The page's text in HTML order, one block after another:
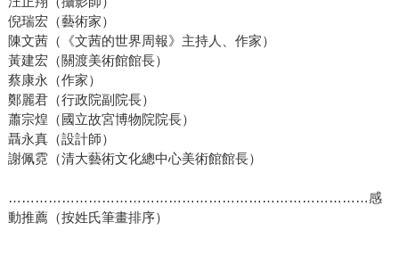
倪瑞宏（藝術家）
陳文茜（《文茜的世界周報》主持人、作家）
黃建宏（關渡美術館館長）
蔡康永（作家）
鄭麗君（行政院副院長）
蕭宗煌（國立故宮博物院院長）
聶永真（設計師）
謝佩霓（清大藝術文化總中心美術館館長）
………………………………………………………………………感
動推薦（按姓氏筆畫排序）